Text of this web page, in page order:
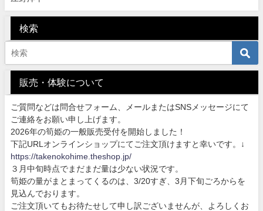
検索
販売・体験について
ご質問などは問合せフォーム、メールまたはSNSメッセージにて
ご連絡をお願い申し上げます。
2026年の筍姫の一般販売受付を開始しました！
下記URLオンラインショップにてご注文頂けますと幸いです。↓
https://takenokohime.theshop.jp/
３月中旬時点でまだまだ量は少ない状況です。
筍姫の量がまとまってくるのは、3/20すぎ、3月下旬ごろからを
見込んでおります。
ご注文頂いてもお待たせして申し訳ございませんが、よろしくお